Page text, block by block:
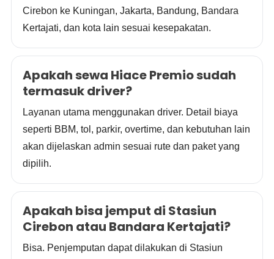
Cirebon ke Kuningan, Jakarta, Bandung, Bandara
Kertajati, dan kota lain sesuai kesepakatan.
Apakah sewa Hiace Premio sudah
termasuk driver?
Layanan utama menggunakan driver. Detail biaya
seperti BBM, tol, parkir, overtime, dan kebutuhan lain
akan dijelaskan admin sesuai rute dan paket yang
dipilih.
Apakah bisa jemput di Stasiun
Cirebon atau Bandara Kertajati?
Bisa. Penjemputan dapat dilakukan di Stasiun